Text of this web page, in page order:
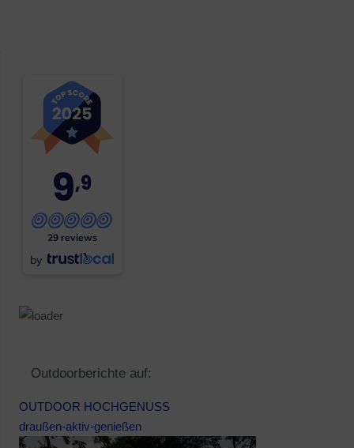
9,9
29 reviews
by
Outdoorberichte auf:
OUTDOOR HOCHGENUSS
draußen-aktiv-genießen